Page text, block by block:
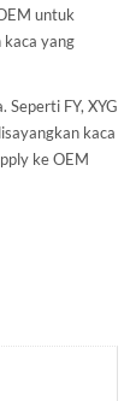
untuk
kaca yang
Seperti FY, XYG
kaca
ke OEM